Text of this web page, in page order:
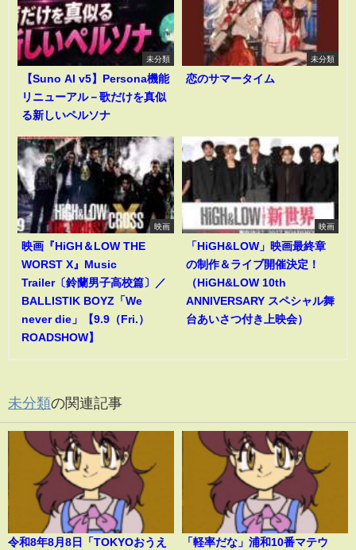
未分類
【Suno AI v5】Persona機能
リニューアル－歌だけを真似
る新しいペルソナ
未分類
恋のサマータイム
映画
映画『HiGH＆LOW THE
WORST X』Music
Trailer〔鈴蘭男子高校篇〕／
BALLISTIK BOYZ「We
never die」【9.9（Fri.）
ROADSHOW】
映画
「HiGH&LOW」映画最終章
の制作＆ライブ開催決定！
（HiGH&LOW 10th
ANNIVERSARY スペシャル舞
台あいさつ付き上映会）
未分類の関連記事
令和8年8月8日「TOKYOおうえ
「軽率だな」浦和10番マテウ